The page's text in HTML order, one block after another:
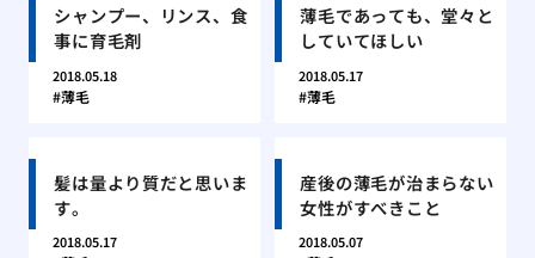
シャンプー、リンス、食
事に育毛剤
2018.05.18
薄毛
薄毛であっても、堂々と
していてほしい
2018.05.17
薄毛
髪は量より質だと思いま
す。
2018.05.17
産後の薄毛が治まらない
女性がすべきこと
2018.05.07